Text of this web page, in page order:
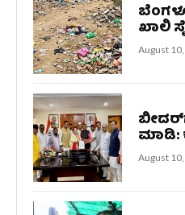
ಖಾಲಿ
August
ಮಾಡಿ:
August